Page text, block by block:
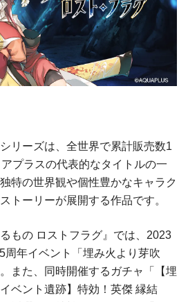
リーズは、全世界で累計販売数1
プラスの代表的なタイトルの一
特の世界観や個性豊かなキャラク
トーリーが展開する作品です。
もの ロストフラグ』では、2023
周年イベント「埋み火より芽吹
また、同時開催するガチャ「【埋
ベント遺跡】特効！英傑 縁結